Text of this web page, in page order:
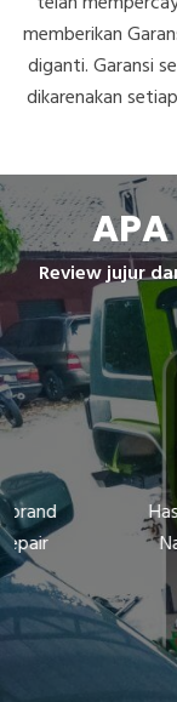
memberikan
diganti. Garansi
dikarenakan
APA
Review jujur
Hasil kerja
Navara,